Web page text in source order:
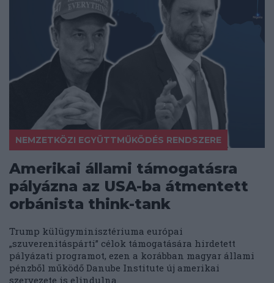
NEMZETKÖZI EGYÜTTMŰKÖDÉS RENDSZERE
Amerikai állami támogatásra
pályázna az USA-ba átmentett
orbánista think-tank
Trump külügyminisztériuma európai
„szuverenitáspárti” célok támogatására hirdetett
pályázati programot, ezen a korábban magyar állami
pénzből működő Danube Institute új amerikai
szervezete is elindulna.